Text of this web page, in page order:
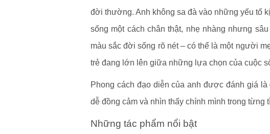
đời thường. Anh không sa đà vào những yếu tố
sống một cách chân thật, nhẹ nhàng nhưng
màu sắc đời sống rõ nét – có thể là một người
trẻ đang lớn lên giữa những lựa chọn của cuộc
Phong cách đạo diễn của anh được đánh giá
dễ đồng cảm và nhìn thấy chính mình trong từng
Những tác phẩm nổi bật